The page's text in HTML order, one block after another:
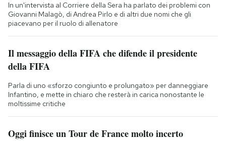
In un'intervista al Corriere della Sera ha parlato dei problemi con
Giovanni Malagò, di Andrea Pirlo e di altri due nomi che gli
piacevano per il ruolo di allenatore
Il messaggio della FIFA che difende il presidente
della FIFA
Parla di uno «sforzo congiunto e prolungato» per danneggiare
Infantino, e mette in chiaro che resterà in carica nonostante le
moltissime critiche
Oggi finisce un Tour de France molto incerto